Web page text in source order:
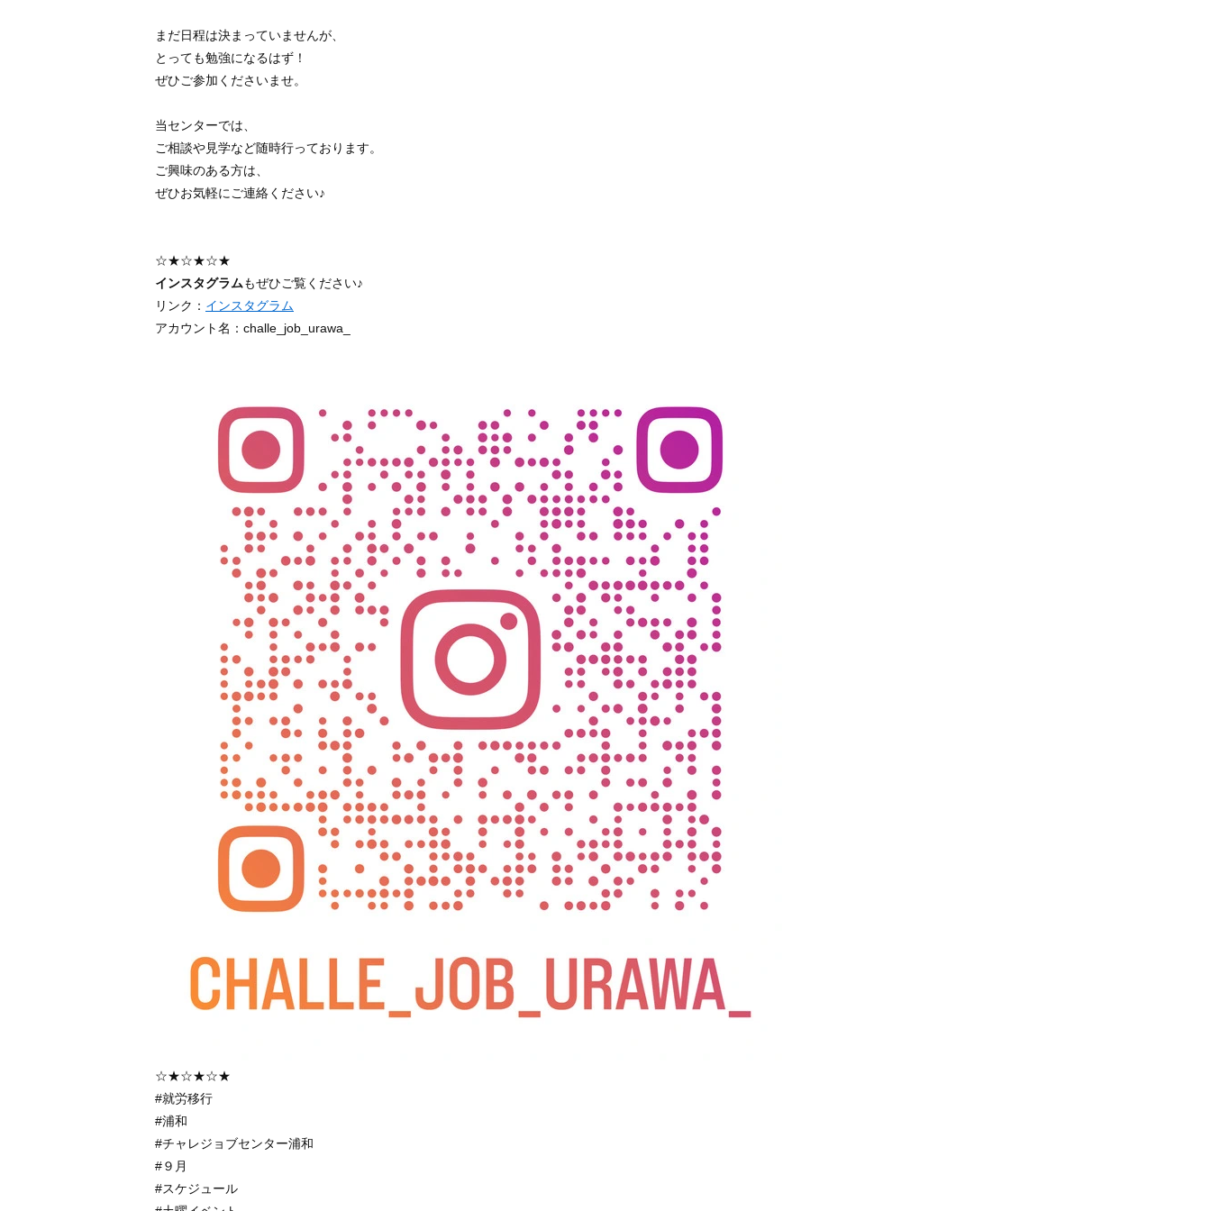
まだ日程は決まっていませんが、
とっても勉強になるはず！
ぜひご参加くださいませ。
当センターでは、
ご相談や見学など随時行っております。
ご興味のある方は、
ぜひお気軽にご連絡ください♪
☆★☆★☆★
インスタグラムもぜひご覧ください♪
リンク： インスタグラム
アカウント名：challe_job_urawa_
☆★☆★☆★
#就労移行
#浦和
#チャレジョブセンター浦和
#９月
#スケジュール